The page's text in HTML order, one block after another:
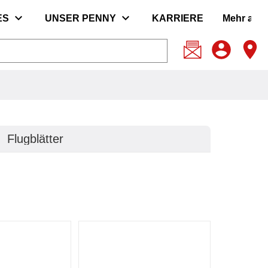
expand_more UNSER PENNY expand_more KARRIERE Mehr
Flugblätter